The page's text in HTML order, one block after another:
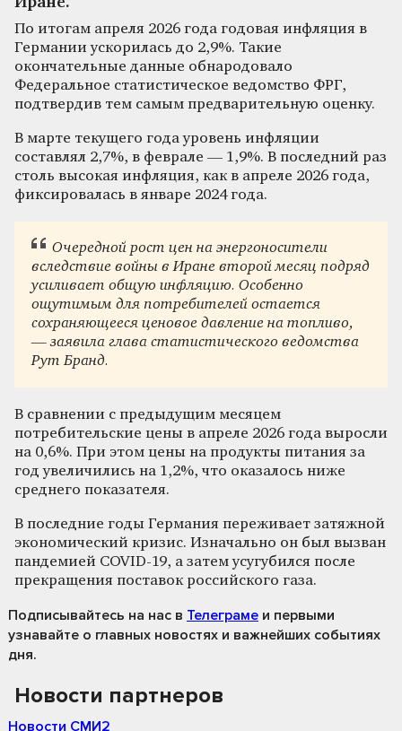
По итогам апреля 2026 года годовая инфляция в
Германии ускорилась до 2,9%. Такие
окончательные данные обнародовало
Федеральное статистическое ведомство ФРГ,
подтвердив тем самым предварительную оценку.
В марте текущего года уровень инфляции
составлял 2,7%, в феврале — 1,9%. В последний раз
столь высокая инфляция, как в апреле 2026 года,
фиксировалась в январе 2024 года.
Очередной рост цен на энергоносители
вследствие войны в Иране второй месяц подряд
усиливает общую инфляцию. Особенно
ощутимым для потребителей остается
сохраняющееся ценовое давление на топливо,
— заявила глава статистического ведомства
Рут Бранд.
В сравнении с предыдущим месяцем
потребительские цены в апреле 2026 года выросли
на 0,6%. При этом цены на продукты питания за
год увеличились на 1,2%, что оказалось ниже
среднего показателя.
В последние годы Германия переживает затяжной
экономический кризис. Изначально он был вызван
пандемией COVID-19, а затем усугубился после
прекращения поставок российского газа.
Подписывайтесь на нас в Телеграме и первыми
узнавайте о главных новостях и важнейших событиях
дня.
Новости партнеров
Новости СМИ2